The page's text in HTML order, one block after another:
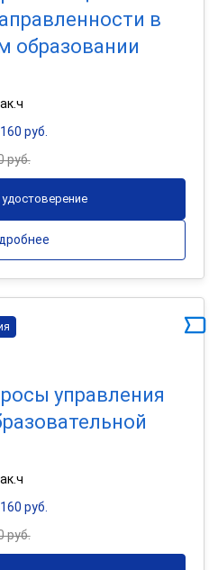
в
образовании
руб.
руб.
управления
руб.
руб.